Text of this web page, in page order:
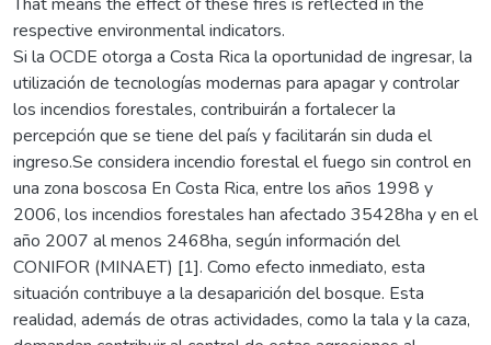
respective environmental indicators.
Si la OCDE otorga a Costa Rica la oportunidad de ingresar, la
utilización de tecnologías modernas para apagar y controlar
los incendios forestales, contribuirán a fortalecer la
percepción que se tiene del país y facilitarán sin duda el
ingreso.Se considera incendio forestal el fuego sin control en
una zona boscosa En Costa Rica, entre los años 1998 y
2006, los incendios forestales han afectado 35428ha y en el
año 2007 al menos 2468ha, según información del
CONIFOR (MINAET) [1]. Como efecto inmediato, esta
situación contribuye a la desaparición del bosque. Esta
realidad, además de otras actividades, como la tala y la caza,